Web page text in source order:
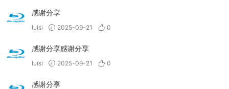
感谢分享
luisi 2025-09-21 0
感谢分享感谢分享
luisi 2025-09-21 0
感谢分享